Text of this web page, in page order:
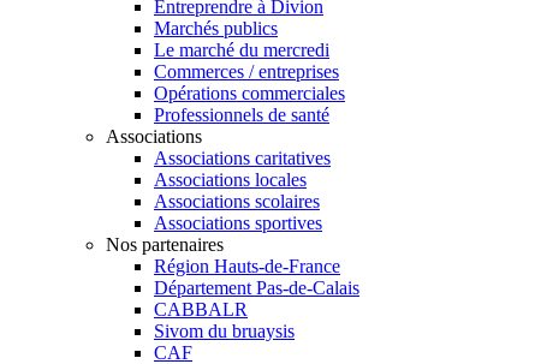
Entreprendre à Divion
Marchés publics
Le marché du mercredi
Commerces / entreprises
Opérations commerciales
Professionnels de santé
Associations
Associations caritatives
Associations locales
Associations scolaires
Associations sportives
Nos partenaires
Région Hauts-de-France
Département Pas-de-Calais
CABBALR
Sivom du bruaysis
CAF